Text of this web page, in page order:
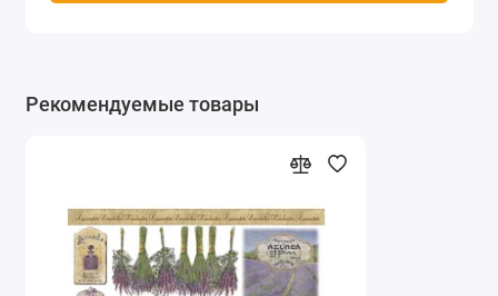
Рекомендуемые товары